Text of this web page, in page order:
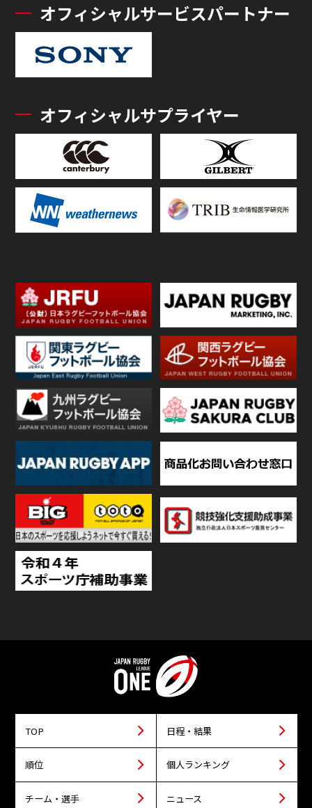
オフィシャルサービスパートナー
オフィシャルサプライヤー
TOP 日程・結果
順位 個人ランキング
チーム・選手 ニュース